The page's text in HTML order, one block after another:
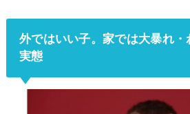
外ではいい子。家では大暴れ
実態